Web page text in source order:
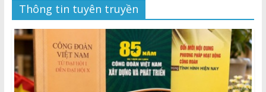
Thông tin tuyên truyền